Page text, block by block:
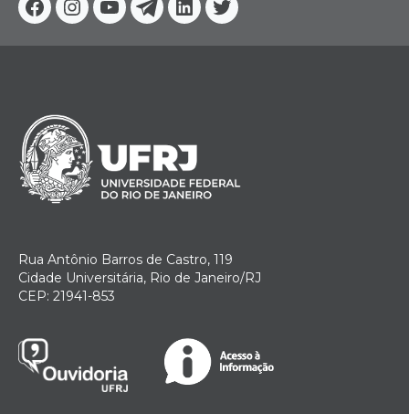
Facebook
Instagram
YoutubeTelegram
Linkedin
Twitter
Rua Antônio Barros de Castro, 119
Cidade Universitária, Rio de Janeiro/RJ
CEP: 21941-853